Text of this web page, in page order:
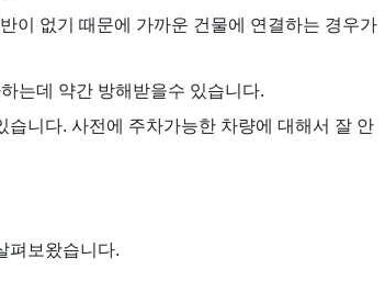
이 없기 때문에 가까운 건물에 연결하는 경우가
는데 약간 방해받을수 있습니다.
니다. 사전에 주차가능한 차량에 대해서 잘 안
펴보왔습니다.